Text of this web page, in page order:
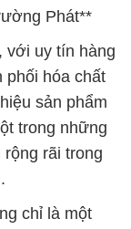
Phát**
với uy tín hàng
phối hóa chất
sản phẩm
trong những
rãi trong
chỉ là một